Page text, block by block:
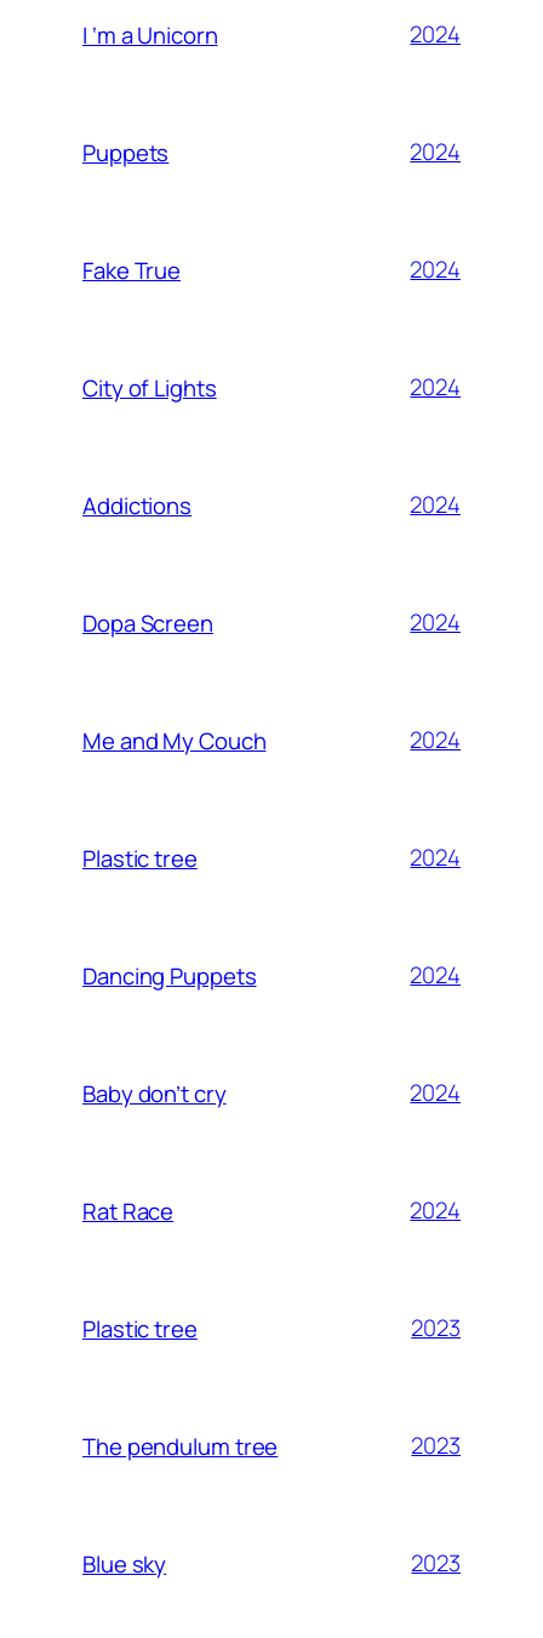
I ‘m a Unicorn 2024
Puppets 2024
Fake True 2024
City of Lights 2024
Addictions 2024
Dopa Screen 2024
Me and My Couch 2024
Plastic tree 2024
Dancing Puppets 2024
Baby don’t cry 2024
Rat Race 2024
Plastic tree 2023
The pendulum tree 2023
Blue sky 2023